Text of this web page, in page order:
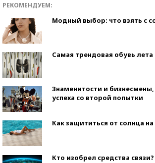
РЕКОМЕНДУЕМ:
Модный выбор: что взять с
Самая трендовая обувь лета
Знаменитости и
успеха со второй попытки
Как защититься от солнца
Кто изобрел средства связи?